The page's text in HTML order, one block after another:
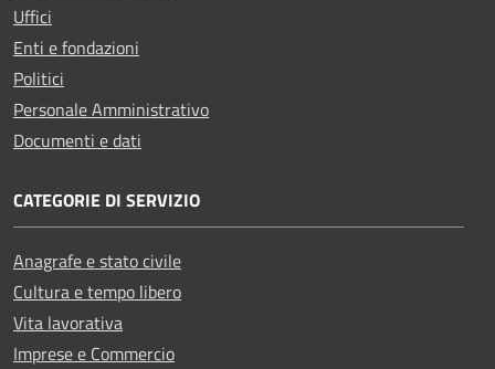
Uffici
Enti e fondazioni
Politici
Personale Amministrativo
Documenti e dati
CATEGORIE DI SERVIZIO
Anagrafe e stato civile
Cultura e tempo libero
Vita lavorativa
Imprese e Commercio